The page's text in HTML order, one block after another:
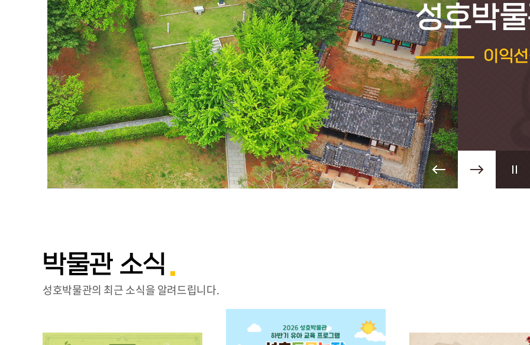
성호박
상설
성호박
상설
성호박
상설
성호박
수암
성호박
수암
성호박
수암
성호박
이익
박물관 소식
성호박물관의 최근 소식을 알려드립니다.